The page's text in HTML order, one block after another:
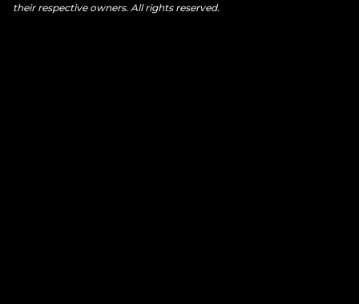
their respective owners. All rights reserved.